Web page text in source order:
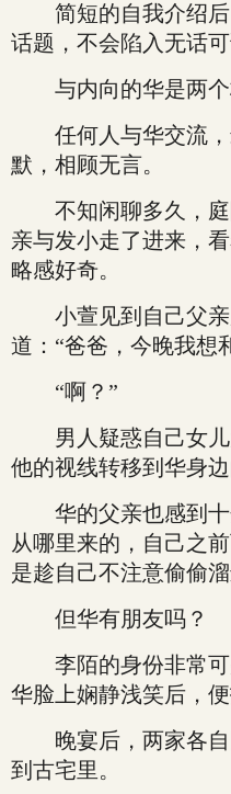
简短的自我介绍后
话题，不会陷入无话可
与内向的华是两个
任何人与华交流，
默，相顾无言。
不知闲聊多久，庭
亲与发小走了进来，
略感好奇。
小萱见到自己父亲
道：“爸爸，今晚我想
“啊？”
男人疑惑自己女儿
他的视线转移到华身
华的父亲也感到十
从哪里来的，自己之
是趁自己不注意偷偷
但华有朋友吗？
李陌的身份非常可
华脸上娴静浅笑后，
晚宴后，两家各自
到古宅里。